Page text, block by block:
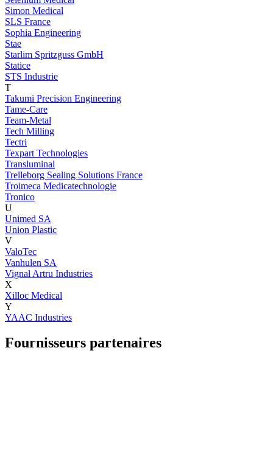
Simon Medical
SLS France
Sophia Engineering
Stae
Starlim Spritzguss GmbH
Statice
STS Industrie
T
Takumi Precision Engineering
Tame-Care
Team-Metal
Tech Milling
Tectri
Texpart Technologies
Transluminal
Trelleborg Sealing Solutions France
Troimeca Medicatechnologie
Tronico
U
Unimed SA
Union Plastic
V
ValoTec
Vanhulen SA
Vignal Artru Industries
X
Xilloc Medical
Y
YAAC Industries
Fournisseurs partenaires